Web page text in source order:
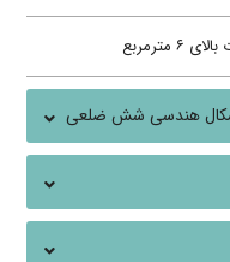
هندسی شش ضلعی